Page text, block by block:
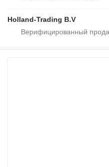
Holland-Trading B.V